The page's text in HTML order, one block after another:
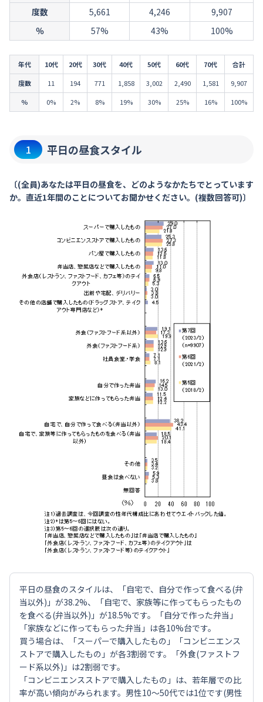
度数
5,661 4,246
9,907
％
57% 43% 100%
年代 10代 20代 30代 40代 50代 60代 70代
合計
度数
11 194 771 1,858 3,002 2,490 1,581
9,907
％
0% 2% 8% 19% 30% 25% 16% 100%
1 平日の昼食スタイル
〔(全員)あなたは平日の昼食を、どのようなかたちでとっています
か。直近1年間のことについてお聞かせください。(複数回答可)〕
平日の昼食のスタイルは、「自宅で、自分で作って食べる(弁
当以外)」が38.2%、「自宅で、家族等に作ってもらったもの
を食べる(弁当以外)」が18.5%です。「自分で作った弁当」
「家族などに作ってもらった弁当」は各10%台です。
買う場合は、「スーパーで購入したもの」「コンビニエンス
ストアで購入したもの」が各3割弱です。「外食(ファストフ
ード系以外)」は2割弱です。
「コンビニエンスストアで購入したもの」は、若年層での比
率が高い傾向がみられます。男性10～50代では1位です(男性